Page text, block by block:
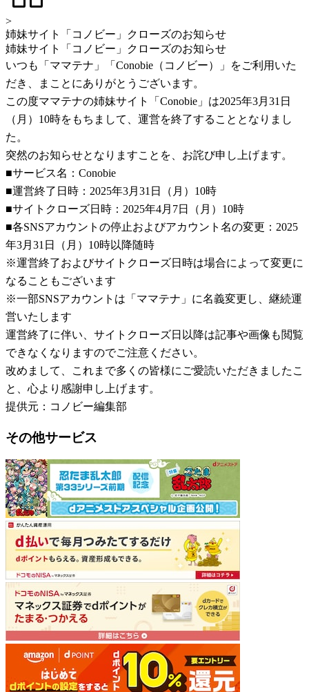
>
姉妹サイト「コノビー」クローズのお知らせ
姉妹サイト「コノビー」クローズのお知らせ
いつも「ママテナ」「Conobie（コノビー）」をご利用いた
だき、まことにありがとうございます。
この度ママテナの姉妹サイト「Conobie」は2025年3月31日
（月）10時をもちまして、運営を終了することとなりまし
た。
突然のお知らせとなりますことを、お詫び申し上げます。
■サービス名：Conobie
■運営終了日時：2025年3月31日（月）10時
■サイトクローズ日時：2025年4月7日（月）10時
■各SNSアカウントの停止およびアカウント名の変更：2025
年3月31日（月）10時以降随時
※運営終了およびサイトクローズ日時は場合によって変更に
なることもございます
※一部SNSアカウントは「ママテナ」に名義変更し、継続運
営いたします
運営終了に伴い、サイトクローズ日以降は記事や画像も閲覧
できなくなりますのでご注意ください。
改めまして、これまで多くの皆様にご愛読いただきましたこ
と、心より感謝申し上げます。
提供元：コノビー編集部
その他サービス